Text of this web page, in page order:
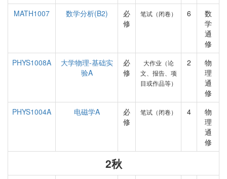
MATH1007
数学分析(B2)
必
修
笔试（闭卷） 6
数
学
通
修
PHYS1008A
大学物理-基础实
验A
必
修
大作业（论
文、报告、项
目或作品等）
2
物
理
通
修
PHYS1004A
电磁学A
必
修
笔试（闭卷） 4
物
理
通
修
2秋